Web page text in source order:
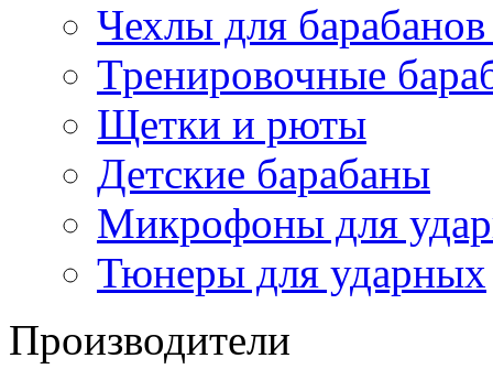
Чехлы для
Тренировочные
Щетки и рюты
Детские барабаны
Микрофоны для
Тюнеры для ударных
Производители